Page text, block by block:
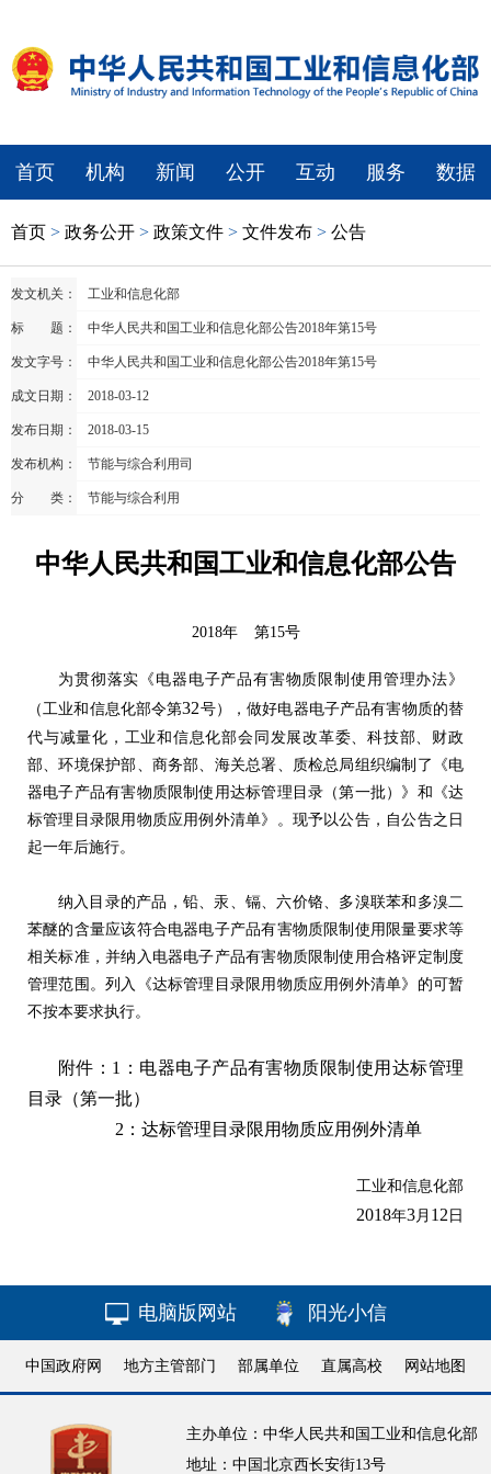
首页 机构 新闻 公开 互动 服务 数据
首页 > 政务公开 > 政策文件 > 文件发布 > 公告
发文机关： 工业和信息化部
标 题： 中华人民共和国工业和信息化部公告2018年第15号
发文字号： 中华人民共和国工业和信息化部公告2018年第15号
成文日期： 2018-03-12
发布日期： 2018-03-15
发布机构： 节能与综合利用司
分 类： 节能与综合利用
中华人民共和国工业和信息化部公告
2018年 第15号
为贯彻落实《电器电子产品有害物质限制使用管理办法》
（工业和信息化部令第32号），做好电器电子产品有害物质的替
代与减量化，工业和信息化部会同发展改革委、科技部、财政
部、环境保护部、商务部、海关总署、质检总局组织编制了《电
器电子产品有害物质限制使用达标管理目录（第一批）》和《达
标管理目录限用物质应用例外清单》。现予以公告，自公告之日
起一年后施行。
纳入目录的产品，铅、汞、镉、六价铬、多溴联苯和多溴二
苯醚的含量应该符合电器电子产品有害物质限制使用限量要求等
相关标准，并纳入电器电子产品有害物质限制使用合格评定制度
管理范围。列入《达标管理目录限用物质应用例外清单》的可暂
不按本要求执行。
附件： 1：电器电子产品有害物质限制使用达标管理
目录（第一批）
2：达标管理目录限用物质应用例外清单
工业和信息化部
2018年3 月 12 日
电脑版网站 阳光小信
中国政府网 地方主管部门 部属单位 直属高校 网站地图
主办单位：中华人民共和国工业和信息化部
地址：中国北京西长安街13号